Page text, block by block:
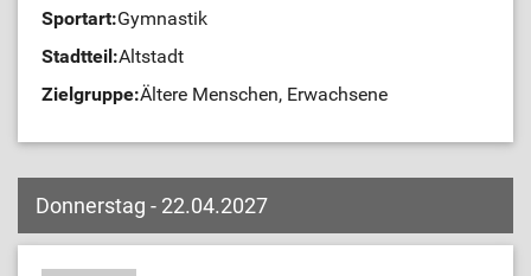
Sportart:Gymnastik
Stadtteil:Altstadt
Zielgruppe:Ältere Menschen, Erwachsene
Donnerstag - 22.04.2027